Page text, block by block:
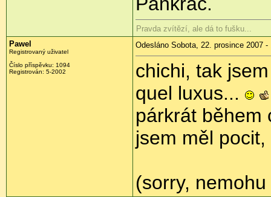
Pravda zvítězí, ale dá to fušku...
Pawel
Registrovaný uživatel
Číslo příspěvku: 1094
Registrován: 5-2002
Odesláno Sobota, 22. prosince 2007 -
chichi, tak
quel luxus...
párkrát během
jsem měl
(sorry,